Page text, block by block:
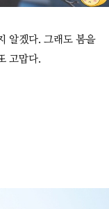
알겠다. 그래도 봄을
고맙다.